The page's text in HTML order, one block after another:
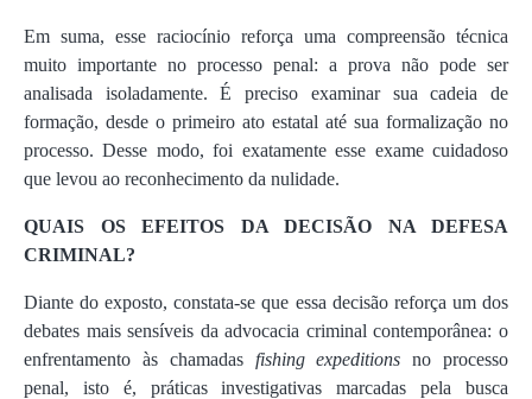
Em suma, esse raciocínio reforça uma compreensão técnica
muito importante no processo penal: a prova não pode ser
analisada isoladamente. É preciso examinar sua cadeia de
formação, desde o primeiro ato estatal até sua formalização no
processo. Desse modo, foi exatamente esse exame cuidadoso
que levou ao reconhecimento da nulidade.
QUAIS OS EFEITOS DA DECISÃO NA DEFESA
CRIMINAL?
Diante do exposto, constata-se que essa decisão reforça um dos
debates mais sensíveis da advocacia criminal contemporânea: o
enfrentamento às chamadas fishing expeditions no processo
penal, isto é, práticas investigativas marcadas pela busca